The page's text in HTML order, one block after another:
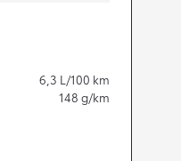
6,3 L/100 km
148 g/km